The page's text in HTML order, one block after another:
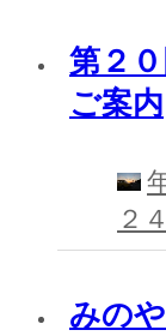
第２
ご案内
２
みの